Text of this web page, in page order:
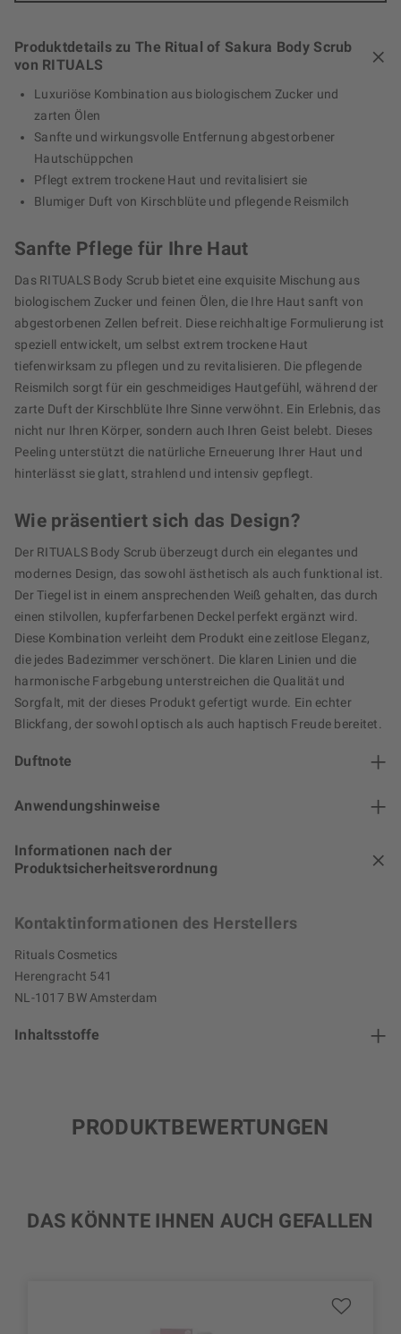
Produktdetails zu The Ritual of Sakura Body Scrub
von RITUALS
Luxuriöse Kombination aus biologischem Zucker und
zarten Ölen
Sanfte und wirkungsvolle Entfernung abgestorbener
Hautschüppchen
Pflegt extrem trockene Haut und revitalisiert sie
Blumiger Duft von Kirschblüte und pflegende Reismilch
Sanfte Pflege für Ihre Haut
Das RITUALS Body Scrub bietet eine exquisite Mischung aus
biologischem Zucker und feinen Ölen, die Ihre Haut sanft von
abgestorbenen Zellen befreit. Diese reichhaltige Formulierung ist
speziell entwickelt, um selbst extrem trockene Haut
tiefenwirksam zu pflegen und zu revitalisieren. Die pflegende
Reismilch sorgt für ein geschmeidiges Hautgefühl, während der
zarte Duft der Kirschblüte Ihre Sinne verwöhnt. Ein Erlebnis, das
nicht nur Ihren Körper, sondern auch Ihren Geist belebt. Dieses
Peeling unterstützt die natürliche Erneuerung Ihrer Haut und
hinterlässt sie glatt, strahlend und intensiv gepflegt.
Wie präsentiert sich das Design?
Der RITUALS Body Scrub überzeugt durch ein elegantes und
modernes Design, das sowohl ästhetisch als auch funktional ist.
Der Tiegel ist in einem ansprechenden Weiß gehalten, das durch
einen stilvollen, kupferfarbenen Deckel perfekt ergänzt wird.
Diese Kombination verleiht dem Produkt eine zeitlose Eleganz,
die jedes Badezimmer verschönert. Die klaren Linien und die
harmonische Farbgebung unterstreichen die Qualität und
Sorgfalt, mit der dieses Produkt gefertigt wurde. Ein echter
Blickfang, der sowohl optisch als auch haptisch Freude bereitet.
Duftnote
Anwendungshinweise
Informationen nach der
Produktsicherheitsverordnung
Kontaktinformationen des Herstellers
Rituals Cosmetics
Herengracht 541
NL-1017 BW Amsterdam
Inhaltsstoffe
PRODUKTBEWERTUNGEN
DAS KÖNNTE IHNEN AUCH GEFALLEN